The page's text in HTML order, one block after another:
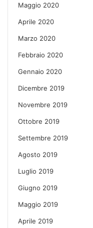
Maggio 2020
Aprile 2020
Marzo 2020
Febbraio 2020
Gennaio 2020
Dicembre 2019
Novembre 2019
Ottobre 2019
Settembre 2019
Agosto 2019
Luglio 2019
Giugno 2019
Maggio 2019
Aprile 2019